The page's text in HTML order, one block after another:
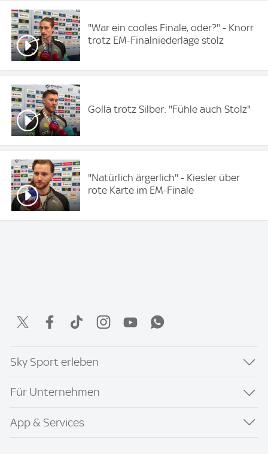
"War ein cooles Finale, oder?" - Knorr
trotz EM-Finalniederlage stolz
Golla trotz Silber: "Fühle auch Stolz"
"Natürlich ärgerlich" - Kiesler über
rote Karte im EM-Finale
Sky Sport erleben
Für Unternehmen
App & Services